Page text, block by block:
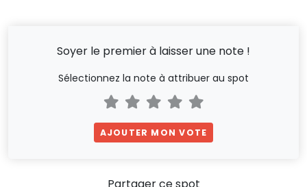
Soyer le premier à laisser une note !
Sélectionnez la note à attribuer au spot
AJOUTER MON VOTE